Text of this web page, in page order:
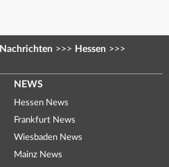
Nachrichten >>> Hessen >>>
NEWS
Hessen News
Frankfurt News
Wiesbaden News
Mainz News